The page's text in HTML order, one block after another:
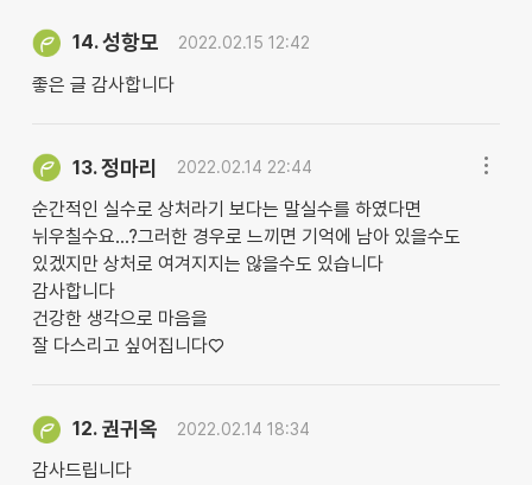
14.성항모 2022.02.15 12:42
좋은 글 감사합니다
13.정마리 2022.02.14 22:44
순간적인 실수로 상처라기 보다는 말실수를 하였다면
뉘우칠수요...?그러한 경우로 느끼면 기억에 남아 있을수도
있겠지만 상처로 여겨지지는 않을수도 있습니다
감사합니다
건강한 생각으로 마음을
잘 다스리고 싶어집니다♡
12. 권귀옥 2022.02.14 18:34
감사드립니다